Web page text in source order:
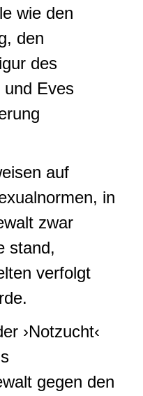
wie den
den
des
und Eves
auf
in
zwar
stand,
verfolgt
›Notzucht‹
gegen den